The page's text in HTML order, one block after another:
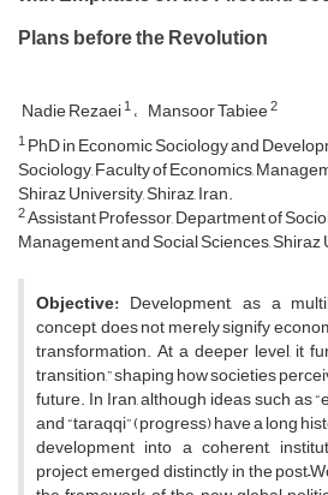
Plans before the Revolution
Nadie Rezaei1 Mansoor Tabiee2
1PhD in Economic Sociology and
Sociology, Faculty of Economics,
Shiraz University, Shiraz, Iran.
2Assistant Professor, Department of
Management and Social Sciences, Shiraz
Objective: Development, as a
concept, does not merely signify
transformation. At a deeper level, it
transition,” shaping how societies
future. In Iran, although ideas such as
and “taraqqi” (progress) have a long
development into a coherent,
project emerged distinctly in the